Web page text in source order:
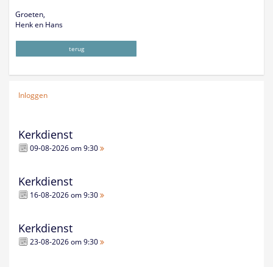
Groeten,
Henk en Hans
terug
Inloggen
Kerkdienst
09-08-2026 om 9:30
Kerkdienst
16-08-2026 om 9:30
Kerkdienst
23-08-2026 om 9:30